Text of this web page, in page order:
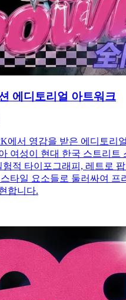
에디토리얼 아트워크
에서 영감을 받은 에디토리
여성이 현대 한국 스트리트
험적 타이포그래피, 레트로
타일 요소들로 둘러싸여 프
합니다.